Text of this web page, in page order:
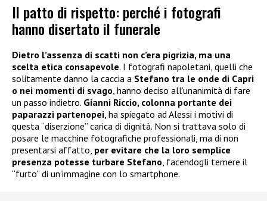
Il patto di rispetto: perché i fotografi
hanno disertato il funerale
Dietro l’assenza di scatti non c’era pigrizia, ma una
scelta etica consapevole. I fotografi napoletani, quelli che
solitamente danno la caccia a Stefano tra le onde di Capri
o nei momenti di svago , hanno deciso all’unanimità di fare
un passo indietro. Gianni Riccio, colonna portante dei
paparazzi partenopei , ha spiegato ad Alessi i motivi di
questa “diserzione” carica di dignità. Non si trattava solo di
posare le macchine fotografiche professionali, ma di non
presentarsi affatto, per evitare che la loro semplice
presenza potesse turbare Stefano , facendogli temere il
“furto” di un’immagine con lo smartphone.